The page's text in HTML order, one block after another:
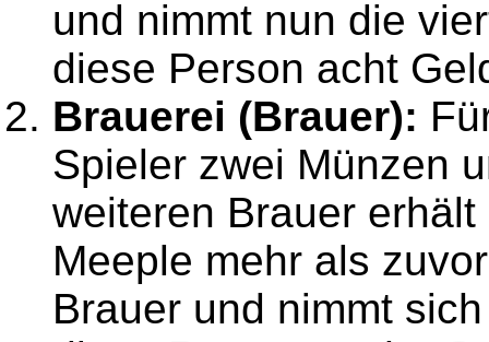
und nimmt nun die
diese Person acht
Brauerei (Brauer):
Spieler zwei Münzen
weiteren Brauer
Meeple mehr als
Brauer und nimmt